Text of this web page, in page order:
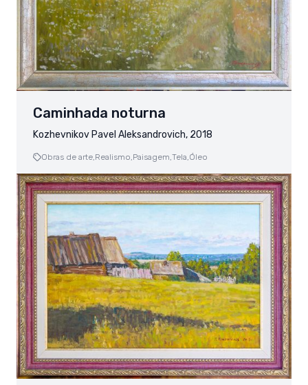
Caminhada noturna
Kozhevnikov Pavel Aleksandrovich, 2018
Obras de arte,Realismo,Paisagem,Tela,Óleo